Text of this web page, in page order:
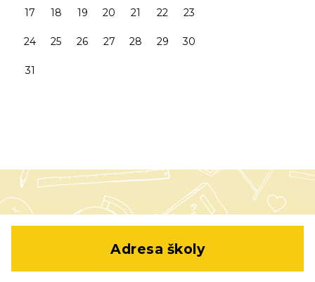
17 18 19 20 21 22 23
24 25 26 27 28 29 30
31
Adresa školy